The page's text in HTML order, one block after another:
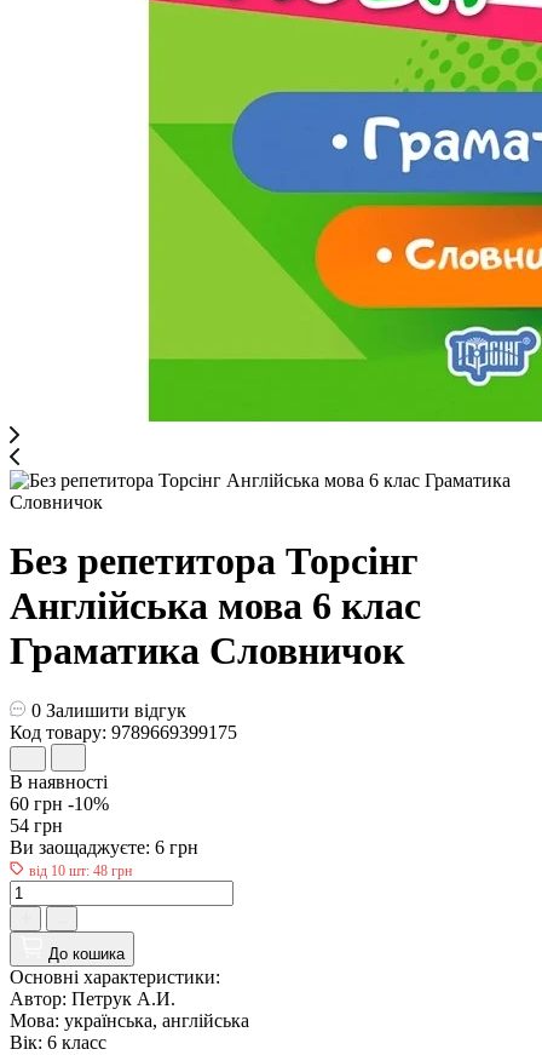
Без репетитора Торсінг
Англійська мова 6 клас
Граматика Словничок
0 Залишити відгук
Код товару: 9789669399175
В наявності
60 грн -10%
54 грн
Ви заощаджуєте: 6 грн
від 10 шт: 48 грн
До кошика
Основні характеристики:
Автор: Петрук А.И.
Мова: українська, англійська
Вік: 6 класс